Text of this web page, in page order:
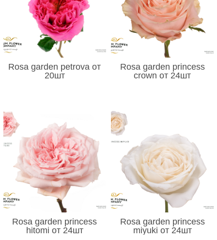
Rosa garden petrova от
20шт
Rosa garden princess
crown от 24шт
Rosa garden princess
hitomi от 24шт
Rosa garden princess
miyuki от 24шт